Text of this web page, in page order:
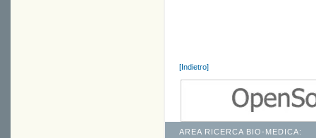
[Indietro]
AREA RICERCA BIO-MEDICA: